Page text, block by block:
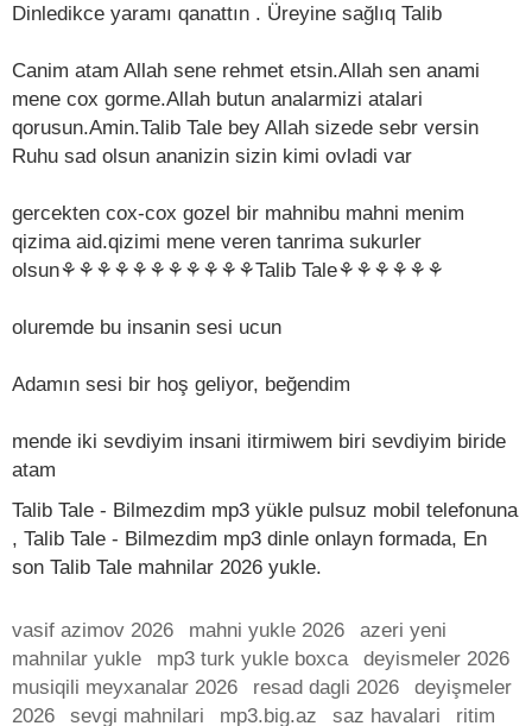
Dinledikce yaramı qanattın . Üreyine sağlıq Talib
Canim atam Allah sene rehmet etsin.Allah sen anami
mene cox gorme.Allah butun analarmizi atalari
qorusun.Amin.Talib Tale bey Allah sizede sebr versin
Ruhu sad olsun ananizin sizin kimi ovladi var
gercekten cox-cox gozel bir mahnibu mahni menim
qizima aid.qizimi mene veren tanrima sukurler
olsun⚘⚘⚘⚘⚘⚘⚘⚘⚘⚘⚘Talib Tale⚘⚘⚘⚘⚘⚘
oluremde bu insanin sesi ucun
Adamın sesi bir hoş geliyor, beğendim
mende iki sevdiyim insani itirmiwem biri sevdiyim biride
atam
Talib Tale - Bilmezdim mp3 yükle pulsuz mobil telefonuna
, Talib Tale - Bilmezdim mp3 dinle onlayn formada, En
son Talib Tale mahnilar 2026 yukle.
vasif azimov 2026 mahni yukle 2026
azeri yeni
mahnilar yukle
mp3 turk yukle boxca
deyismeler 2026
musiqili meyxanalar 2026
resad dagli 2026
deyişmeler
2026
sevgi mahnilari mp3.big.az saz havalari ritim